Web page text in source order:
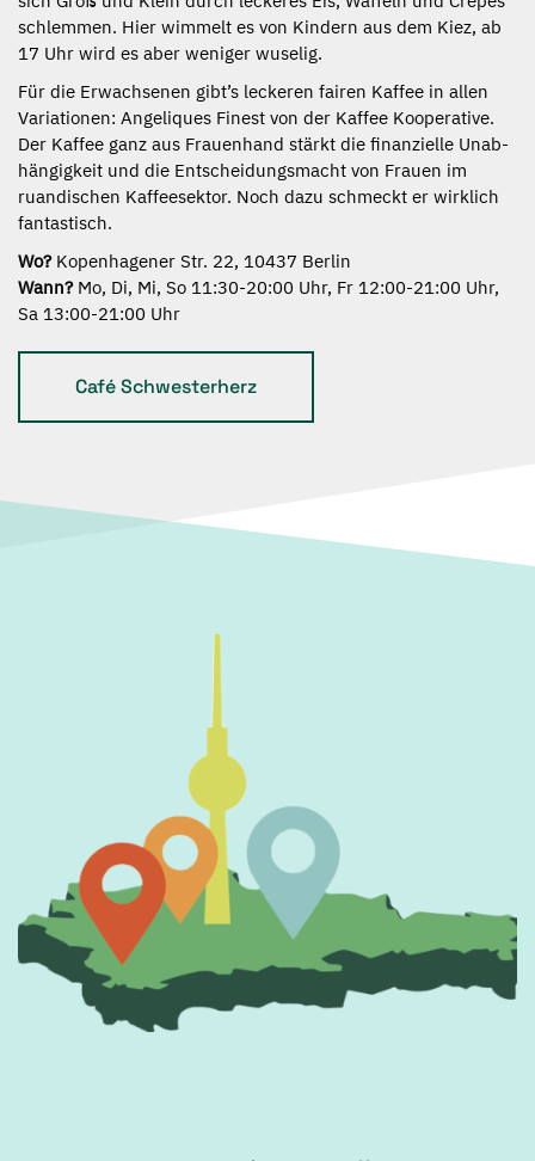
schlemmen. Hier wimmelt es von Kindern aus dem Kiez, ab
17 Uhr wird es aber weniger wuselig.
Für die Erwachsenen gibt’s leckeren fairen Kaffee in allen
Variationen: Angeliques Finest von der Kaffee Kooperative.
Der Kaffee ganz aus Frauen­hand stärkt die finan­zielle Unab­
häng­igkeit und die Entschei­dungs­macht von Frauen im
ruandischen Kaffee­sektor. Noch dazu schmeckt er wirklich
fantastisch.
Wo?Kopenhagener Str. 22, 10437 Berlin
Wann?Mo, Di, Mi, So 11:30-20:00 Uhr, Fr 12:00-21:00 Uhr,
Sa 13:00-21:00 Uhr
Café Schwesterherz